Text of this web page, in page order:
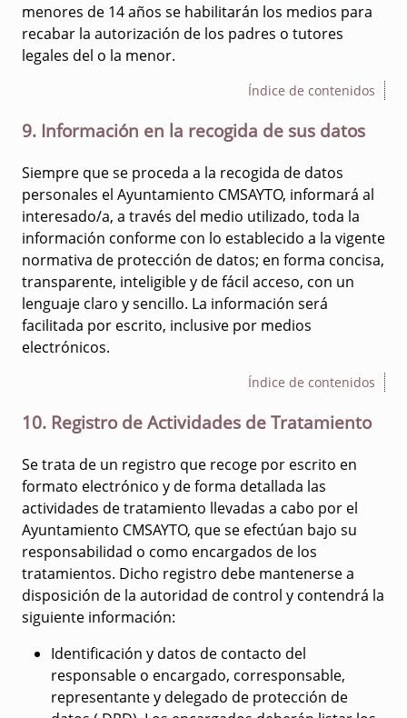
menores de 14 años se habilitarán los medios para
recabar la autorización de los padres o tutores
legales del o la menor.
Índice de contenidos
9. Información en la recogida de sus datos
Siempre que se proceda a la recogida de datos
personales el Ayuntamiento CMSAYTO, informará al
interesado/a, a través del medio utilizado, toda la
información conforme con lo establecido a la vigente
normativa de protección de datos; en forma concisa,
transparente, inteligible y de fácil acceso, con un
lenguaje claro y sencillo. La información será
facilitada por escrito, inclusive por medios
electrónicos.
Índice de contenidos
10. Registro de Actividades de Tratamiento
Se trata de un registro que recoge por escrito en
formato electrónico y de forma detallada las
actividades de tratamiento llevadas a cabo por el
Ayuntamiento CMSAYTO, que se efectúan bajo su
responsabilidad o como encargados de los
tratamientos. Dicho registro debe mantenerse a
disposición de la autoridad de control y contendrá la
siguiente información:
Identificación y datos de contacto del
responsable o encargado, corresponsable,
representante y delegado de protección de